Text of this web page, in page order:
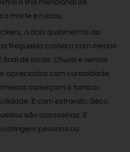
a ilha meridional de
morte e ruínas.
a dois quilómetros da
freguesia costeira com menos
final de tarde. Chuva e ventos
apreciados com curiosidade,
começam a tombar.
E com estrondo. Sêco.
são assassinas. E
atingem pessoas ou